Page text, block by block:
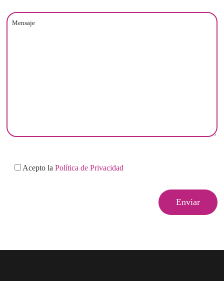
Acepto laPolítica de Privacidad